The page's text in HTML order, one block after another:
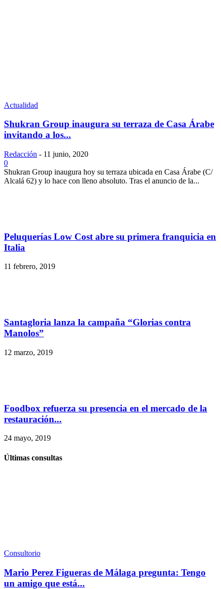
Actualidad
Shukran Group inaugura su terraza de Casa Árabe
invitando a los...
Redacción - 11 junio, 2020
0
Shukran Group inaugura hoy su terraza ubicada en Casa Árabe (C/
Alcalá 62) y lo hace con lleno absoluto. Tras el anuncio de la...
Peluquerías Low Cost abre su primera franquicia en
Italia
11 febrero, 2019
Santagloria lanza la campaña “Glorias contra
Manolos”
12 marzo, 2019
Foodbox refuerza su presencia en el mercado de la
restauración...
24 mayo, 2019
Últimas consultas
Consultorio
Mario Perez Figueras de Málaga pregunta: Tengo
un amigo que está...